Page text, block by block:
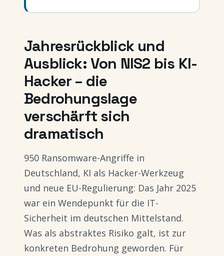
Jahresrückblick und
Ausblick: Von NIS2 bis KI-
Hacker – die
Bedrohungslage
verschärft sich
dramatisch
950 Ransomware-Angriffe in
Deutschland, KI als Hacker-Werkzeug
und neue EU-Regulierung: Das Jahr 2025
war ein Wendepunkt für die IT-
Sicherheit im deutschen Mittelstand.
Was als abstraktes Risiko galt, ist zur
konkreten Bedrohung geworden. Für